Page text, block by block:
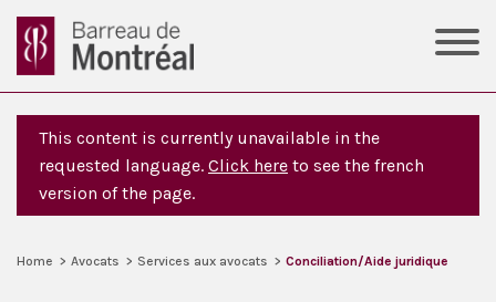
This content is currently unavailable in the
requested language. Click here to see the french
version of the page.
Home > Avocats > Services aux avocats > Conciliation/Aide juridique